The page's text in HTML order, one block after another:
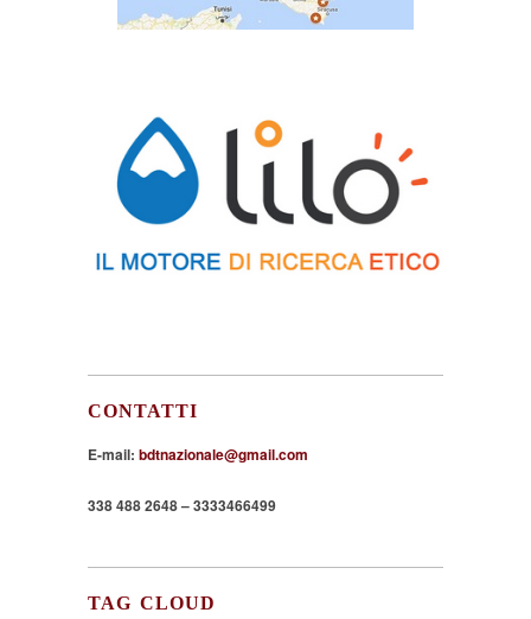
CONTATTI
E-mail: bdtnazionale@gmail.com
338 488 2648 – 3333466499
TAG CLOUD